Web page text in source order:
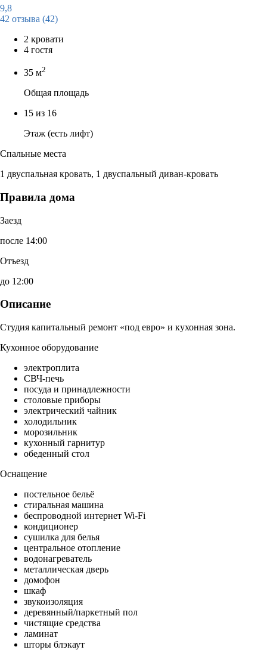
9,8
42 отзыва (42)
2 кровати
4 гостя
35 м2
Общая площадь
15 из 16
Этаж (есть лифт)
Спальные места
1 двуспальная кровать, 1 двуспальный диван-кровать
Правила дома
Заезд
после 14:00
Отъезд
до 12:00
Описание
Студия капитальный ремонт «под евро» и кухонная зона.
Кухонное оборудование
электроплита
СВЧ-печь
посуда и принадлежности
столовые приборы
электрический чайник
холодильник
морозильник
кухонный гарнитур
обеденный стол
Оснащение
постельное бельё
стиральная машина
беспроводной интернет Wi-Fi
кондиционер
сушилка для белья
центральное отопление
водонагреватель
металлическая дверь
домофон
шкаф
звукоизоляция
деревянный/паркетный пол
чистящие средства
ламинат
шторы блэкаут